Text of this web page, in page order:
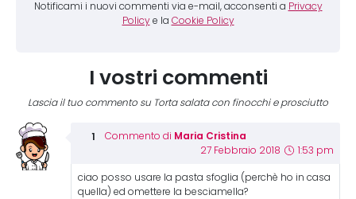
Notificami i nuovi commenti via e-mail, acconsenti a Privacy
Policy e la Cookie Policy
I vostri commenti
Lascia il tuo commento su Torta salata con finocchi e prosciutto
Commento di Maria Cristina
27 Febbraio 2018 1:53 pm
ciao posso usare la pasta sfoglia (perchè ho in casa
quella) ed omettere la besciamella?